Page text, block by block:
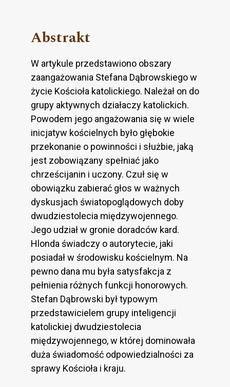
Abstrakt
W artykule przedstawiono obszary
zaangażowania Stefana Dąbrowskiego w
życie Kościoła katolickiego. Należał on do
grupy aktywnych działaczy katolickich.
Powodem jego angażowania się w wiele
inicjatyw kościelnych było głębokie
przekonanie o powinności i służbie, jaką
jest zobowiązany spełniać jako
chrześcijanin i uczony. Czuł się w
obowiązku zabierać głos w ważnych
dyskusjach światopoglądowych doby
dwudziestolecia międzywojennego.
Jego udział w gronie doradców kard.
Hlonda świadczy o autorytecie, jaki
posiadał w środowisku kościelnym. Na
pewno dana mu była satysfakcja z
pełnienia różnych funkcji honorowych.
Stefan Dąbrowski był typowym
przedstawicielem grupy inteligencji
katolickiej dwudziestolecia
międzywojennego, w której dominowała
duża świadomość odpowiedzialności za
sprawy Kościoła i kraju.